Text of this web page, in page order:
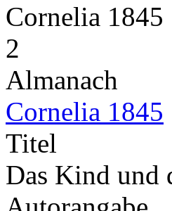
Cornelia 1845
2
Almanach
Cornelia 1845
Titel
Das Kind und